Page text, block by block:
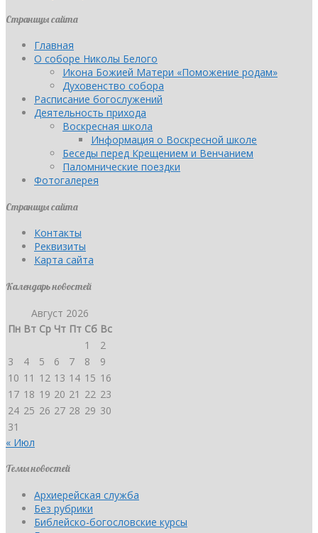
Страницы сайта
Главная
О соборе Николы Белого
Икона Божией Матери «Поможение родам»
Духовенство собора
Расписание богослужений
Деятельность прихода
Воскресная школа
Информация о Воскресной школе
Беседы перед Крещением и Венчанием
Паломнические поездки
Фотогалерея
Страницы сайта
Контакты
Реквизиты
Карта сайта
Календарь новостей
Август 2026
Пн Вт Ср Чт Пт Сб Вс
1
2
3
4 5 6 7 8
9
10 11 12 13 14 15 16
17 18 19 20 21 22 23
24 25 26 27 28 29 30
31
« Июл
Темы новостей
Архиерейская служба
Без рубрики
Библейско-богословские курсы